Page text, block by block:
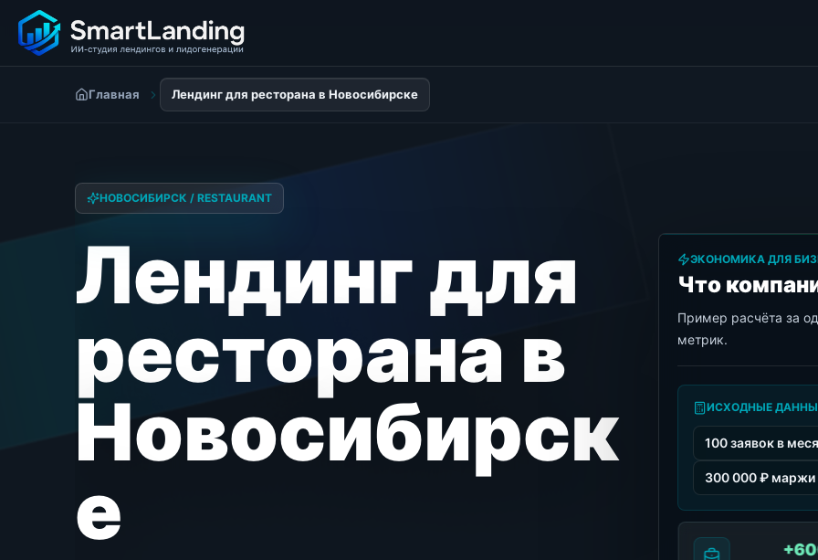
Главная Лендинг для ресторана в Новосибирске
НОВОСИБИРСК / RESTAURANT
Лендинг для
ресторана в
Новосибирск
е
ЭКОНОМИКА ДЛЯ
Что
Пример расчёта за
метрик.
ИСХОДНЫЕ
100 заявок в
300 000 ₽ маржи